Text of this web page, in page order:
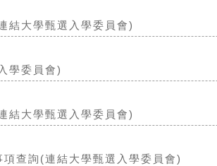
結大學甄選入學委員會)
學委員會)
結大學甄選入學委員會)
查詢(連結大學甄選入學委員會)